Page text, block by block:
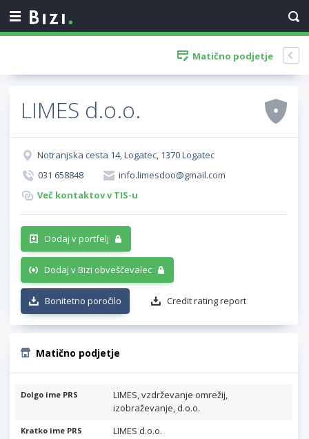
Matično podjetje
LIMES d.o.o.
Notranjska cesta 14, Logatec, 1370 Logatec
031 658848
info.limesdoo@gmail.com
Več kontaktov v TIS-u
Dodaj v portfelj
Dodaj v Bizi obveščevalec
Bonitetno poročilo Credit rating report
Matično podjetje
Dolgo ime PRS
LIMES, vzdrževanje omrežij,
izobraževanje, d.o.o.
Kratko ime PRS LIMES d.o.o.